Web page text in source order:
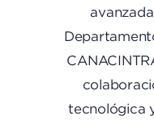
tecnológica